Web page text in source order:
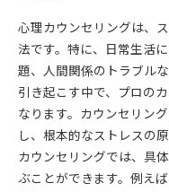
心理カウンセリングは、
法です。特に、日常生活
題、人間関係のトラブル
引き起こす中で、プロの
なります。カウンセリン
し、根本的なストレスの
カウンセリングでは、具
ぶことができます。例え